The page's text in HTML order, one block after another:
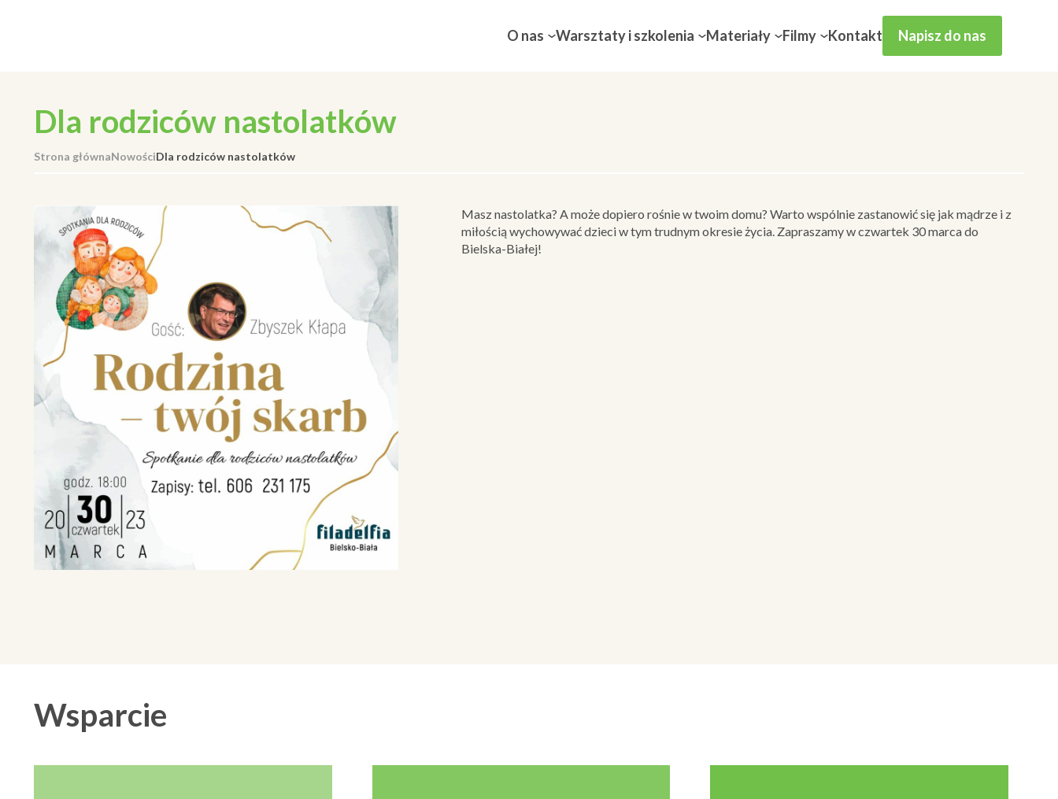
O nas Warsztaty i szkolenia Materiały Filmy Kontakt Napisz do nas
Dla rodziców nastolatków
Strona głównaNowościDla rodziców nastolatków
Masz nastolatka? A może dopiero rośnie w twoim domu? Warto wspólnie zastanowić się jak mądrze i z
miłością wychowywać dzieci w tym trudnym okresie życia. Zapraszamy w czwartek 30 marca do
Bielska-Białej!
Wsparcie